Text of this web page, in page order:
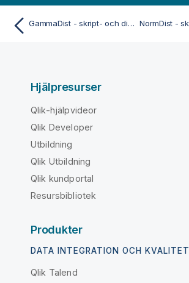
GammaDist - skript- och diagramfunktion
Hjälpresurser
Qlik-hjälpvideor
Qlik Developer
Utbildning
Qlik Utbildning
Qlik kundportal
Resursbibliotek
Produkter
DATA INTEGRATION OCH KVALITET
Qlik Talend